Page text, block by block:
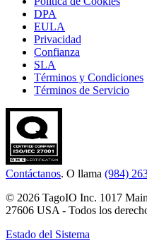
DPA
EULA
Privacidad
Confianza
SLA
Términos y Condiciones
Términos de Servicio
Contáctanos. O llama (984)
© 2026 TagoIO Inc. 1017
27606 USA - Todos los
Estado del Sistema